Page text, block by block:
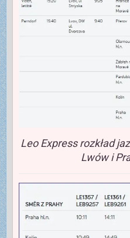
Leo Express rozkład
Lwów i